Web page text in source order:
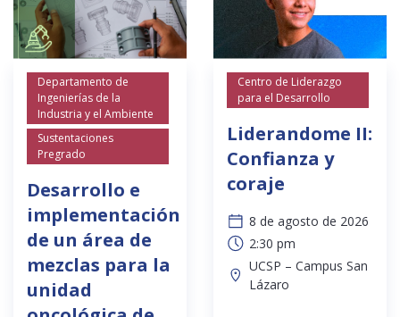
Departamento de
Ingenierías de la
Industria y el Ambiente
Sustentaciones
Pregrado
Desarrollo e
implementación
de un área de
mezclas para la
unidad
Centro de Liderazgo
para el Desarrollo
Liderandome II:
Confianza y
coraje
8 de agosto de 2026
2:30 pm
UCSP – Campus San
Lázaro